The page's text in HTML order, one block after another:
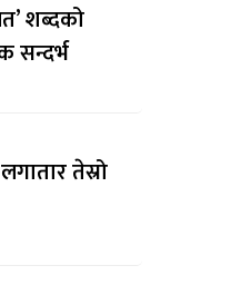
शब्दको
सन्दर्भ
तेस्रो